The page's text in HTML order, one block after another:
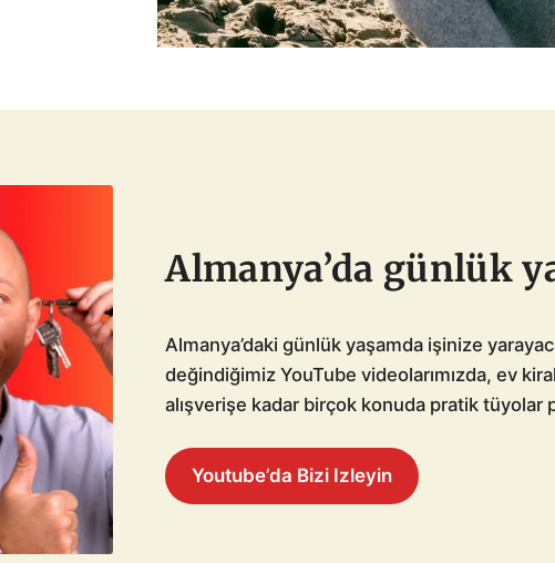
Almanya’da günlük
Almanya’daki günlük yaşamda işinize
değindiğimiz YouTube videolarımızda, ev
alışverişe kadar birçok konuda pratik tüyolar
Youtube’da Bizi Izleyin